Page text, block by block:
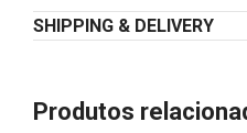
SHIPPING & DELIVERY
Produtos